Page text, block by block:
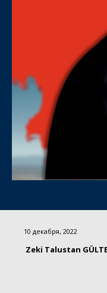
10 декабря, 2022
Zeki Talustan